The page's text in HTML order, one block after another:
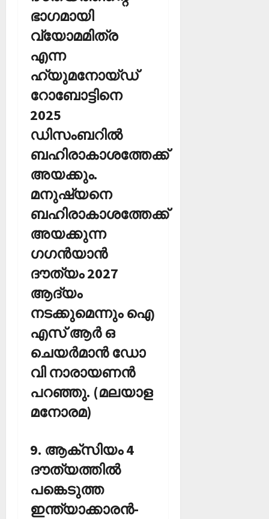
ഭാഗമായി
വ്യോമമിത്ര
എന്ന
ഹ്യുമനോയ്ഡ്
റോബോട്ടിനെ
2025
ഡിസംബറില്‍
ബഹിരാകാശത്തേക്ക്
അയക്കും.
മനുഷ്യനെ
ബഹിരാകാശത്തേക്ക്
അയക്കുന്ന
ഗഗന്‍യാന്‍
ദൗത്യം 2027
ആദ്യം
നടക്കുമെന്നും ഐ
എസ് ആര്‍ ഒ
ചെയര്‍മാന്‍ ഡോ
വി നാരായണന്‍
പറഞ്ഞു. (മലയാള
മനോരമ)
9. ആക്‌സിയം 4
ദൗത്യത്തില്‍
പങ്കെടുത്ത
ഇന്ത്യാക്കാരന്‍-